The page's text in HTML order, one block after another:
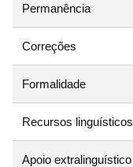
Permanência
Correções
Formalidade
Recursos linguísticos
Apoio extralinguístico